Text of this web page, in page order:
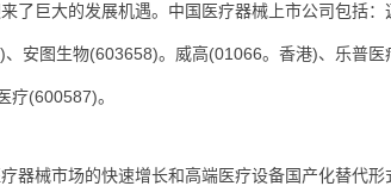
了巨大的发展机遇。中国医疗器械上市公司包括：
安图生物(603658)。威高(01066。香港)、乐普医
(600587)。
器械市场的快速增长和高端医疗设备国产化替代形